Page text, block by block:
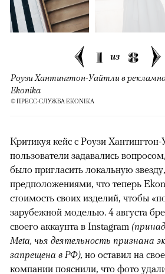
1 из 8
Роузи Хантингтон-Уайтли в
Ekonika
© ПРЕСС-СЛУЖБА EKONIKA
Критикуя кейс с Роузи
пользователи задавались
было пригласить локальную
предположениями, что теперь
стоимость своих изделий, чтобы
зарубежной моделью. 4 августа
своего аккаунта в Instagram
Meta, чья деятельность признана
запрещена в РФ), но оставил на
компании пояснили, что фото